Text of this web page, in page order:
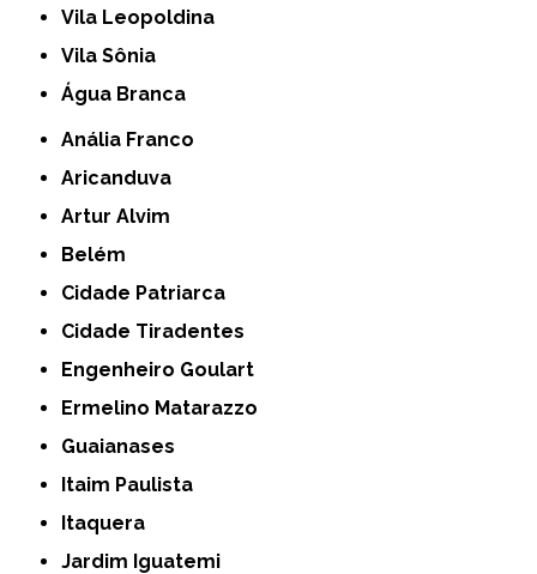
Vila Leopoldina
Vila Sônia
Água Branca
Anália Franco
Aricanduva
Artur Alvim
Belém
Cidade Patriarca
Cidade Tiradentes
Engenheiro Goulart
Ermelino Matarazzo
Guaianases
Itaim Paulista
Itaquera
Jardim Iguatemi